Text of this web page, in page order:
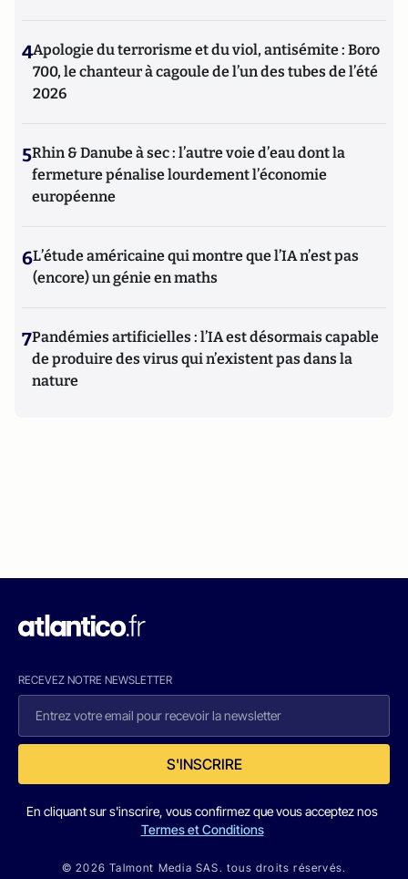
4Apologie du terrorisme et du viol, antisémite : Boro
700, le chanteur à cagoule de l’un des tubes de l’été
2026
5Rhin & Danube à sec : l’autre voie d’eau dont la
fermeture pénalise lourdement l’économie
européenne
6L’étude américaine qui montre que l’IA n’est pas
(encore) un génie en maths
7Pandémies artificielles : l’IA est désormais capable
de produire des virus qui n’existent pas dans la
nature
RECEVEZ NOTRE NEWSLETTER
S'INSCRIRE
En cliquant sur s'inscrire, vous confirmez que vous acceptez nos
Termes et Conditions
© 2026 Talmont Media SAS. tous droits réservés.